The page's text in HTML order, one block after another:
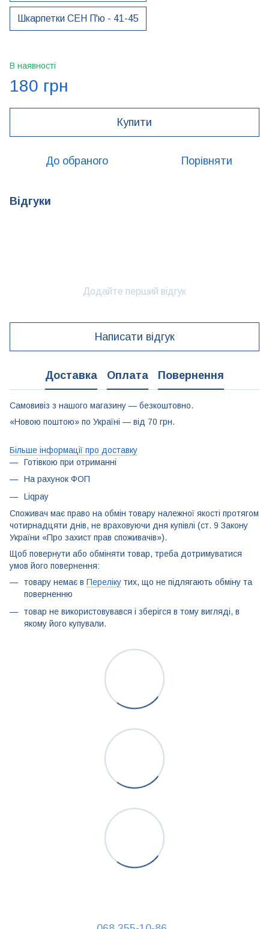
Шкарпетки CEH П'ю - 41-45
В наявності
180 грн
Купити
До обраного Порівняти
Відгуки
Додайте перший відгук
Написати відгук
Доставка Оплата Повернення
Самовивіз з нашого магазину — безкоштовно.
«Новою поштою» по Україні — від 70 грн.
Більше інформації про доставку
Готівкою при отриманні
На рахунок ФОП
Liqpay
Споживач має право на обмін товару належної якості протягом
чотирнадцяти днів, не враховуючи дня купівлі (ст. 9 Закону
України «Про захист прав споживачів»).
Щоб повернути або обміняти товар, треба дотримуватися
умов його повернення:
товару немає в Переліку тих, що не підлягають обміну та
поверненню
товар не використовувався і зберігся в тому вигляді, в
якому його купували.